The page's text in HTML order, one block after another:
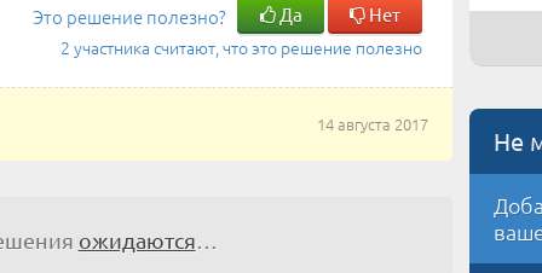
Это решение полезно? Да Нет
2 участника считают, что это решение полезно
14 августа 2017
ожидаются
Не